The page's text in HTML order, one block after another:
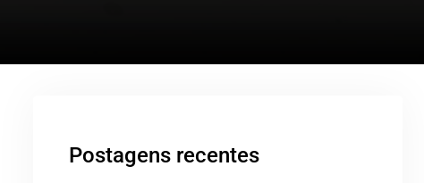
Postagens recentes